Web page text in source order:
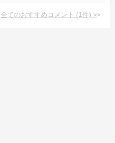
全てのおすすめコメント (1件) >